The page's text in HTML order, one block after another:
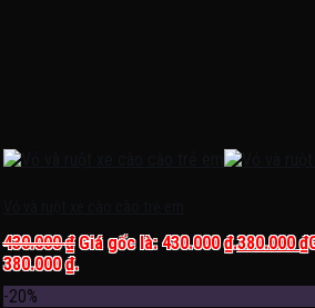
430.000₫ Giá gốc là: 430.000 ₫.380.000₫
380.000 ₫.
-20%